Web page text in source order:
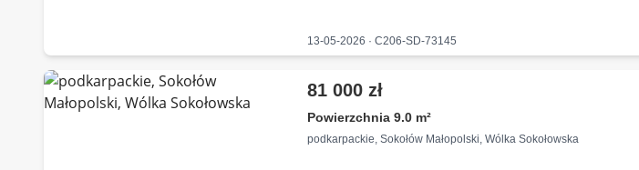
13-05-2026 · C206-SD-73145
81 000 zł
Powierzchnia 9.0 m²
podkarpackie, Sokołów Małopolski, Wólka Sokołowska